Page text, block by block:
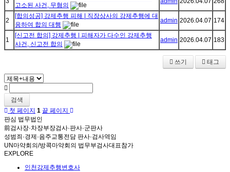
고소된 사건, 무혐의
2
[합의성공] 강제추행 피해 | 직장상사의 강제추행에 대
응하여 합의 대행
admin 2026.04.07 174
1
[신고전 합의] 강제추행 | 피해자가 다수인 강제추행
사건, 신고전 합의
admin 2026.04.07 183
쓰기 태그
검색
첫 페이지 1 끝 페이지
판심 법무법인
前검사장·차장부장검사·판사·군판사
성범죄·경제·음주교통전담 판사·검사역임
UN마약회의/방콕마약회의 법무부검사대표참가
EXPLORE
인천강제추행변호사